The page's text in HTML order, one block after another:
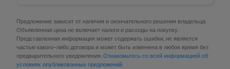
Предложение зависит от наличия и окончательного решения владельца.
Объявленная цена не включает налоги и расходы на покупку.
Представленная информация может содержать ошибки, не является
частью какого-либо договора и может быть изменена в любое время без
предварительного уведомления.Ознакомьтесь со всей информацией об
условиях опубликованных предложений.